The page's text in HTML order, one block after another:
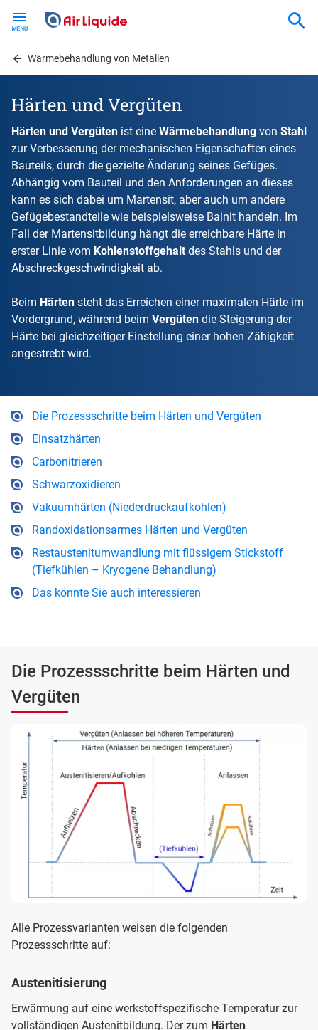
contentWärmebehandlung von Metallen
Härten und Vergüten
Härten und Vergüten ist eine Wärmebehandlung von Stahl
zur Verbesserung der mechanischen Eigenschaften eines
Bauteils, durch die gezielte Änderung seines Gefüges.
Abhängig vom Bauteil und den Anforderungen an dieses
kann es sich dabei um Martensit, aber auch um andere
Gefügebestandteile wie beispielsweise Bainit handeln. Im
Fall der Martensitbildung hängt die erreichbare Härte in
erster Linie vom Kohlenstoffgehalt des Stahls und der
Abschreckgeschwindigkeit ab.
Beim Härten steht das Erreichen einer maximalen Härte im
Vordergrund, während beim Vergüten die Steigerung der
Härte bei gleichzeitiger Einstellung einer hohen Zähigkeit
angestrebt wird.
Die Prozessschritte beim Härten und Vergüten
Einsatzhärten
Carbonitrieren
Schwarzoxidieren
Vakuumhärten (Niederdruckaufkohlen)
Randoxidationsarmes Härten und Vergüten
Restaustenitumwandlung mit flüssigem Stickstoff
(Tiefkühlen – Kryogene Behandlung)
Das könnte Sie auch interessieren
Die Prozessschritte beim Härten und
Vergüten
Alle Prozessvarianten weisen die folgenden
Prozessschritte auf:
Austenitisierung
Erwärmung auf eine werkstoffspezifische Temperatur zur
vollständigen Austenitbildung. Der zum Härten